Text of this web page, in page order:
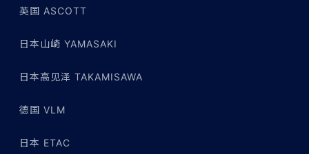
英国 ASCOTT
日本山崎 YAMASAKI
日本高见泽 TAKAMISAWA
德国 VLM
日本 ETAC